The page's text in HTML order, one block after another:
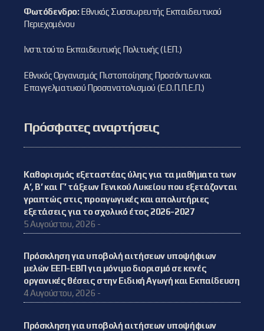
Φωτόδενδρο:Εθνικός Συσσωρευτής Εκπαιδευτικού
Περιεχομένου
Ινστιτούτο Εκπαιδευτικής Πολιτικής (Ι.ΕΠ.)
Εθνικός Οργανισμός Πιστοποίησης Προσόντων και
Επαγγελματικού Προσανατολισμού (Ε.Ο.Π.Π.Ε.Π.)
Πρόσφατες αναρτήσεις
Καθορισμός εξεταστέας ύλης για τα μαθήματα των
Α’, Β’ και Γ’ τάξεων Γενικού Λυκείου που εξετάζονται
γραπτώς στις προαγωγικές και απολυτήριες
εξετάσεις για το σχολικό έτος 2026-2027
5 Αυγούστου, 2026 -
Πρόσκληση για υποβολή αιτήσεων υποψήφιων
μελών ΕΕΠ-ΕΒΠ για μόνιμο διορισμό σε κενές
οργανικές θέσεις στην Ειδική Αγωγή και Εκπαίδευση
4 Αυγούστου, 2026 -
Πρόσκληση για υποβολή αιτήσεων υποψήφιων